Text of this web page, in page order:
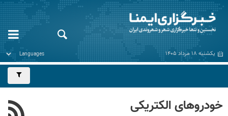
یکشنبه ۱۸ مرداد ۱۴۰۵
خودروهای الکتریکی